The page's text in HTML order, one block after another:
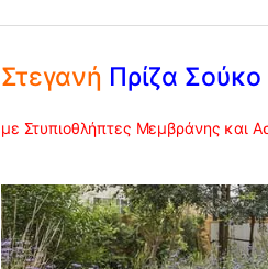
Στεγανή Πρίζα
με Στυπιοθλήπτες Μεμβράνης και